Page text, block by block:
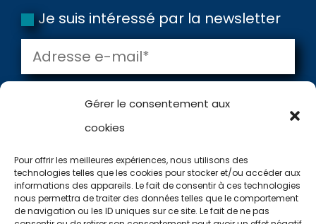
Gérer le consentement aux
cookies
Pour offrir les meilleures expériences, nous utilisons des
technologies telles que les cookies pour stocker et/ou accéder aux
informations des appareils. Le fait de consentir à ces technologies
nous permettra de traiter des données telles que le comportement
de navigation ou les ID uniques sur ce site. Le fait de ne pas
Je suis intéressé par la newsletter
10 + 6= VALIDER
1 Votre niveau
2 Type d'eau